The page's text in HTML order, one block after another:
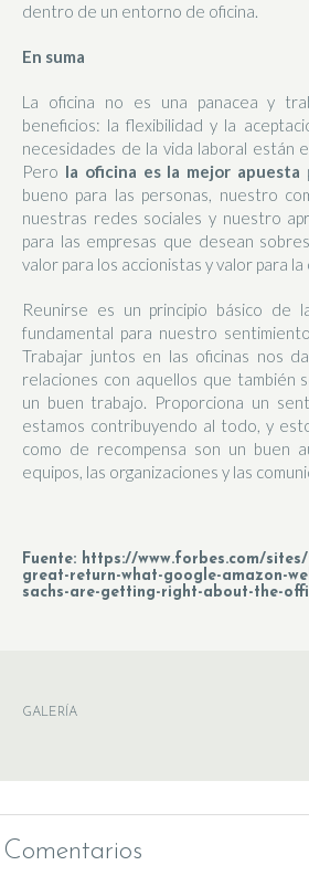
dentro de un entorno de oficina.
En suma
La oficina no es una panacea y
beneficios: la flexibilidad y la
necesidades de la vida laboral están
Pero la oficina es la mejor apuesta
bueno para las personas, nuestro
nuestras redes sociales y nuestro
para las empresas que desean
valor para los accionistas y valor para la
Reunirse es un principio básico de
fundamental para nuestro
Trabajar juntos en las oficinas nos
relaciones con aquellos que también
un buen trabajo. Proporciona un
estamos contribuyendo al todo, y
como de recompensa son un buen
equipos, las organizaciones y las
Fuente: https://www.forbes.com/
great-return-what-google-amazon-
sachs-are-getting-right-about-the-
GALERÍA
Comentarios